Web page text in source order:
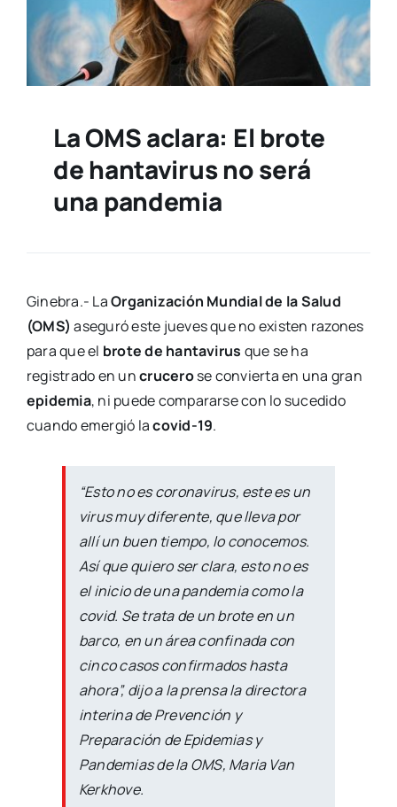
La OMS aclara: El brote
de hantavirus no será
una pandemia
Ginebra.- LaOrganización Mundial de la Salud
(OMS)aseguró este jueves que no existen razones
para que el brote de hantavirus que se ha
registrado en uncrucerose convierta en una gran
epidemia, ni puede compararse con lo sucedido
cuando emergió lacovid-19.
“Esto no es coronavirus, este es un
virus muy diferente, que lleva por
allí un buen tiempo, lo conocemos.
Así que quiero ser clara, esto no es
el inicio de una pandemia como la
covid. Se trata de un brote en un
barco, en un área confinada con
cinco casos confirmados hasta
ahora”, dijo a la prensa la directora
interina de Prevención y
Preparación de Epidemias y
Pandemias de la OMS, Maria Van
Kerkhove.